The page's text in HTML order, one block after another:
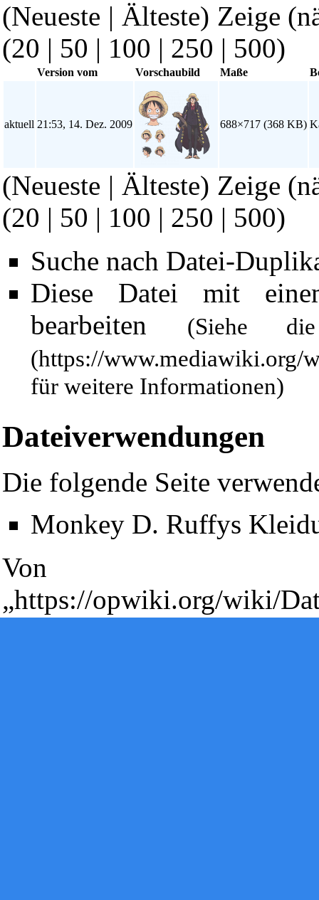
(Neueste | Älteste) Zeige
(20 | 50 | 100 | 250 | 500)
Version vom Vorschaubild Maße
aktuell 21:53, 14. Dez. 2009 688×717 (368 KB)
(Neueste | Älteste) Zeige
(20 | 50 | 100 | 250 | 500)
Suche nach Datei-
Diese Datei mit
bearbeiten
(Siehe
für weitere Informationen)
Dateiverwendungen
Die folgende Seite
Monkey D. Ruffys
Von
„https://opwiki.org/wiki/
Diese Seite wurde zuletzt am 14. Dezember 2009 um 21:54
Powered by Computer-Base
Datenschutz-Optionen